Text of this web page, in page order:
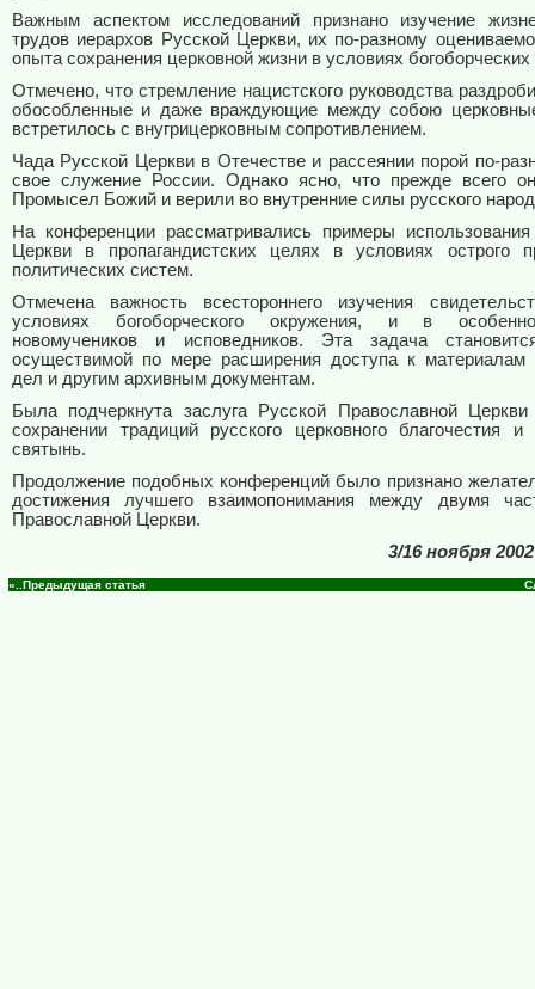
Важным аспектом исследований признано изучение
трудов иерархов Русской Церкви, их по-разному
опыта сохранения церковной жизни в условиях богоборческих
Отмечено, что стремление нацистского руководства
обособленные и даже враждующие между собою
встретилось с внугрицерковным сопротивлением.
Чада Русской Церкви в Отечестве и рассеянии порой по-
свое служение России. Однако ясно, что прежде всего
Промысел Божий и верили во внутренние силы русского
На конференции рассматривались примеры использования
Церкви в пропагандистских целях в условиях острого
политических систем.
Отмечена важность всестороннего изучения
условиях богоборческого окружения, и в
новомучеников и исповедников. Эта задача
осуществимой по мере расширения доступа к материалам
дел и другим архивным документам.
Была подчеркнута заслуга Русской Православной
сохранении традиций русского церковного благочестия и
святынь.
Продолжение подобных конференций было признано
достижения лучшего взаимопонимания между двумя
Православной Церкви.
3/16 ноября
«..Предыдущая статья